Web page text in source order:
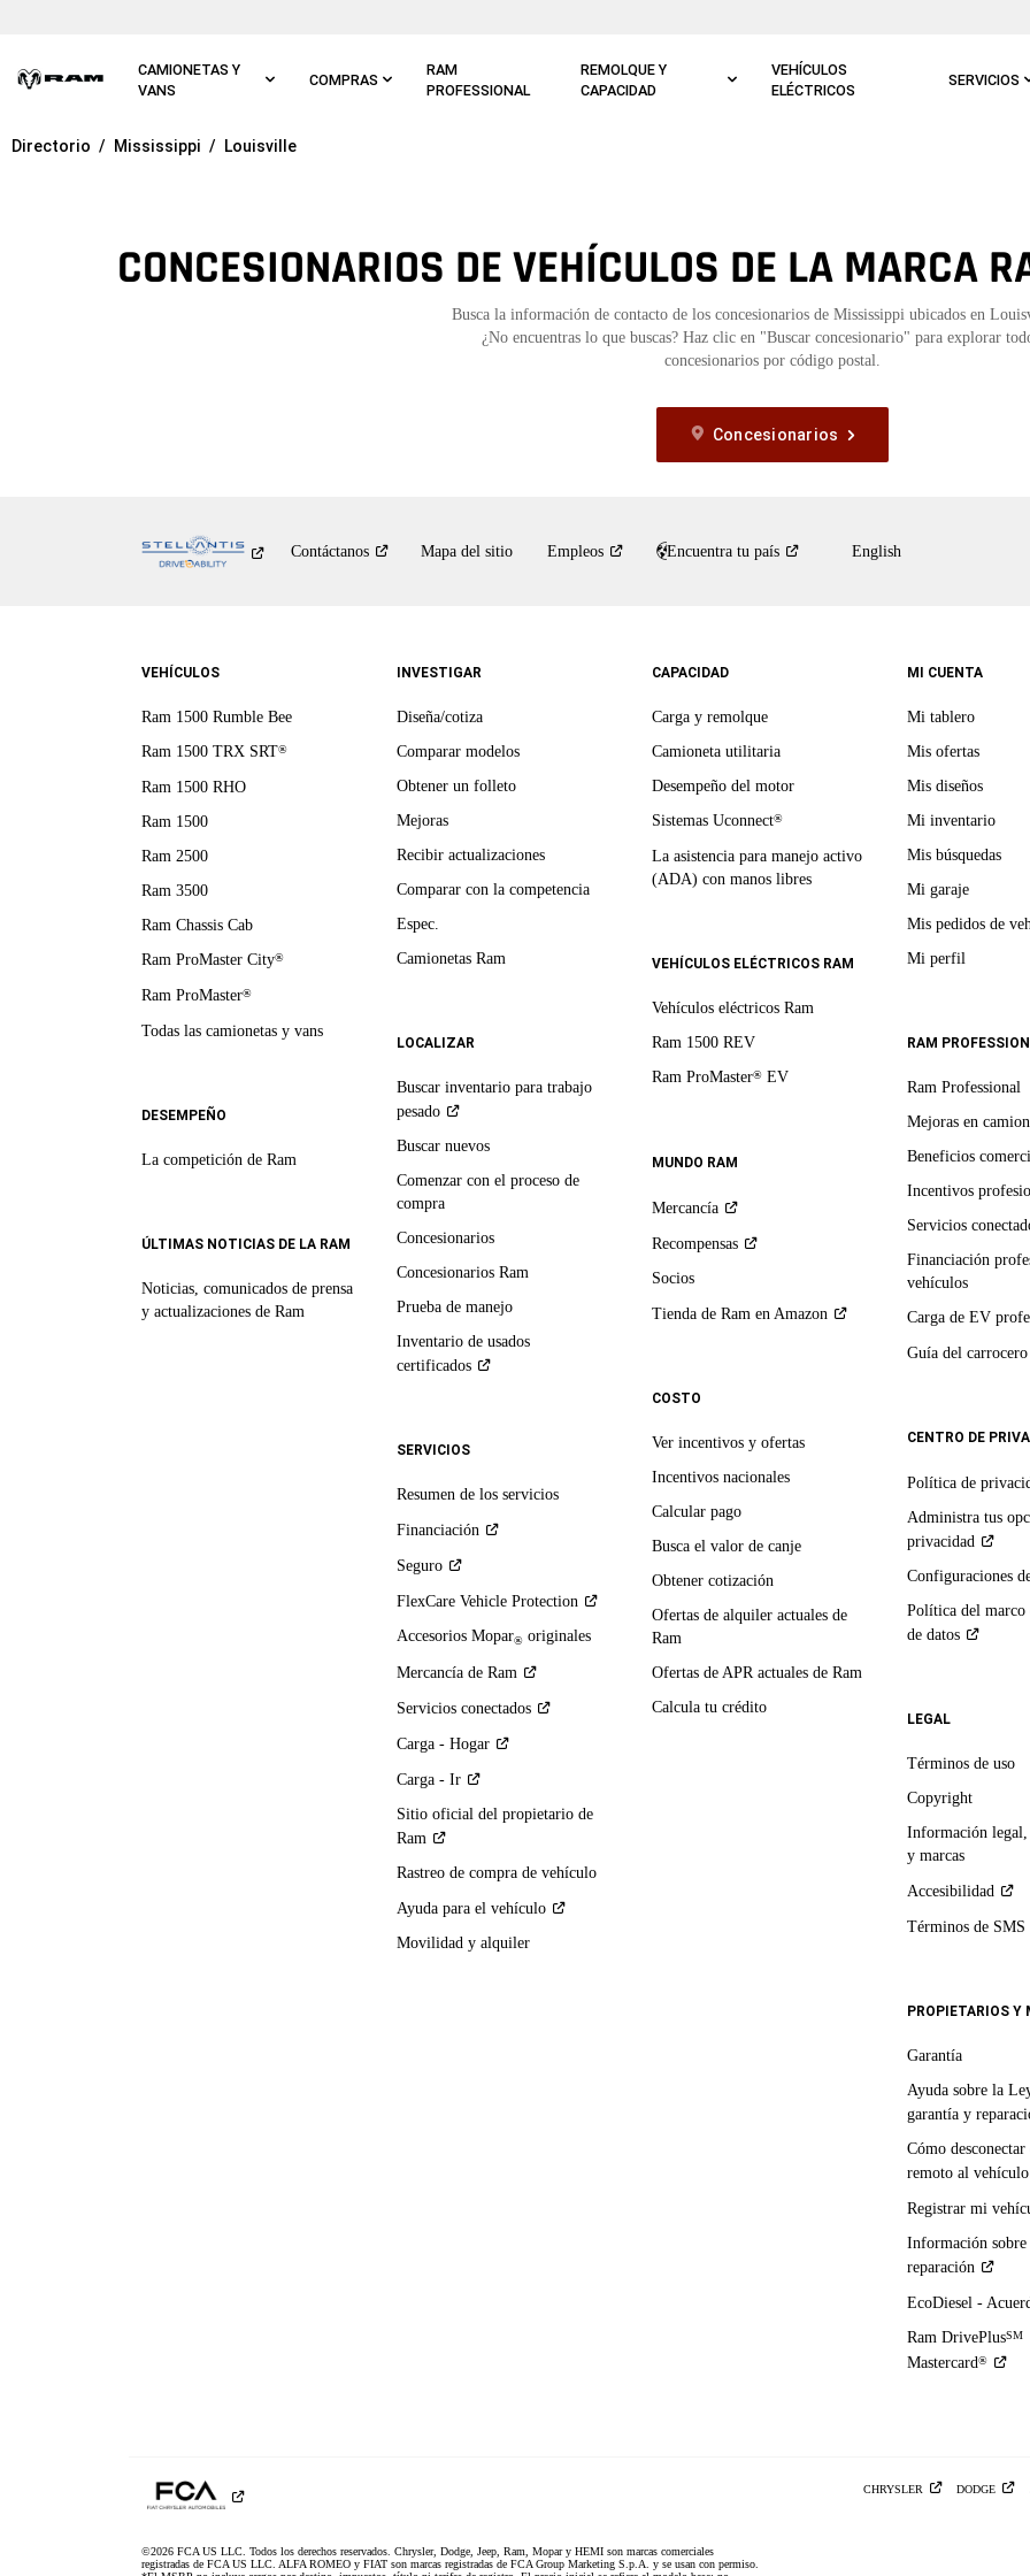
CAMIONETAS Y
VANS
COMPRAS
RAM
PROFESSIONAL
REMOLQUE Y
CAPACIDAD
VEHÍCULOS
ELÉCTRICOS
SERVICIOS
Ir a
Directorio Mississippi Louisville
CONCESIONARIOS DE VEHÍCULOS DE LA MARCA
Busca la información de contacto de los concesionarios de Mississippi ubicados en
¿No encuentras lo que buscas? Haz clic en "Buscar concesionario" para explorar
concesionarios por código postal.
Concesionarios
Contáctanos Mapa del sitio Empleos Encuentra tu país English
VEHÍCULOS
Ram 1500 Rumble Bee
Ram 1500 TRX SRT®
Ram 1500 RHO
Ram 1500
Ram 2500
Ram 3500
Ram Chassis Cab
Ram ProMaster City®
Ram ProMaster®
Todas las camionetas y vans
DESEMPEÑO
La competición de Ram
ÚLTIMAS NOTICIAS DE LA RAM
Noticias, comunicados de prensa
y actualizaciones de Ram
INVESTIGAR
Diseña/cotiza
Comparar modelos
Obtener un folleto
Mejoras
Recibir actualizaciones
Comparar con la competencia
Espec.
Camionetas Ram
LOCALIZAR
Buscar inventario para trabajo
pesado
Buscar nuevos
Comenzar con el proceso de
compra
Concesionarios
Concesionarios Ram
Prueba de manejo
Inventario de usados
certificados
SERVICIOS
Resumen de los servicios
Financiación
Seguro
FlexCare Vehicle Protection
Accesorios Mopar® originales
Mercancía de Ram
Servicios conectados
Carga - Hogar
Carga - Ir
Sitio oficial del propietario de
Ram
Rastreo de compra de vehículo
Ayuda para el vehículo
Movilidad y alquiler
CAPACIDAD
Carga y remolque
Camioneta utilitaria
Desempeño del motor
Sistemas Uconnect®
La asistencia para manejo activo
(ADA) con manos libres
VEHÍCULOS ELÉCTRICOS RAM
Vehículos eléctricos Ram
Ram 1500 REV
Ram ProMaster®EV
MUNDO RAM
Mercancía
Recompensas
Socios
Tienda de Ram en Amazon
COSTO
Ver incentivos y ofertas
Incentivos nacionales
Calcular pago
Busca el valor de canje
Obtener cotización
Ofertas de alquiler actuales de
Ram
Ofertas de APR actuales de Ram
Calcula tu crédito
MI CUENTA
Mi tablero
Mis ofertas
Mis diseños
Mi inventario
Mis búsquedas
Mi garaje
Mis pedidos de
Mi perfil
RAM
Ram Professional
Mejoras en
Beneficios
Incentivos
Servicios
Financiación
vehículos
Carga de EV
Guía delcarrocero
CENTRO DE
Política de
Administra tus
privacidad
Configuraciones
Política del marco
dedatos
LEGAL
Términos de uso
Copyright
Información legal,
y marcas
Accesibilidad
Términos de SMS
PROPIETARIOS Y
Garantía
Ayuda sobre la
garantía y
Cómo desconectar
remoto alvehículo
Registrar mi
Información sobre
reparación
EcoDiesel -
Ram DrivePlusSM
Mastercard®
CHRYSLER DODGE
©2026 FCA US LLC. Todos los derechos reservados. Chrysler, Dodge, Jeep, Ram, Mopar y HEMI son marcas comerciales
registradas de FCA US LLC. ALFA ROMEO y FIAT son marcas registradas de FCA Group Marketing S.p.A. y se usan con permiso.